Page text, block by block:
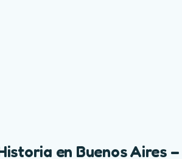
en Buenos Aires –